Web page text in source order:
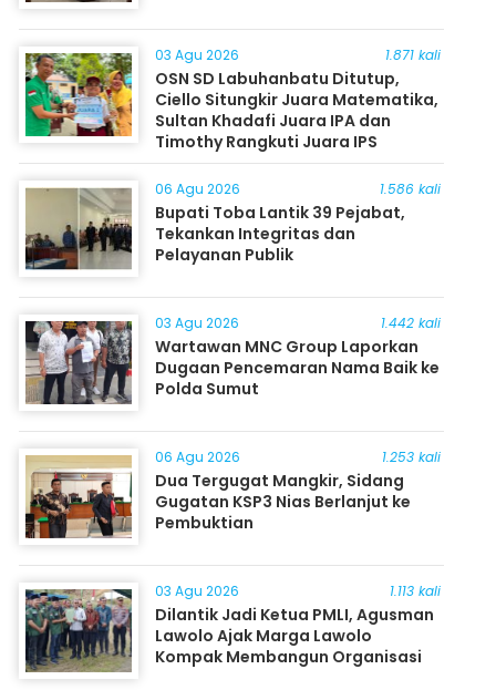
03 Agu 2026 1.871 kali
OSN SD Labuhanbatu Ditutup,
Ciello Situngkir Juara Matematika,
Sultan Khadafi Juara IPA dan
Timothy Rangkuti Juara IPS
06 Agu 2026 1.586 kali
Bupati Toba Lantik 39 Pejabat,
Tekankan Integritas dan
Pelayanan Publik
03 Agu 2026 1.442 kali
Wartawan MNC Group Laporkan
Dugaan Pencemaran Nama Baik ke
Polda Sumut
06 Agu 2026 1.253 kali
Dua Tergugat Mangkir, Sidang
Gugatan KSP3 Nias Berlanjut ke
Pembuktian
03 Agu 2026 1.113 kali
Dilantik Jadi Ketua PMLI, Agusman
Lawolo Ajak Marga Lawolo
Kompak Membangun Organisasi